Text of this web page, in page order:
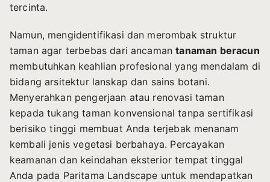
tercinta.
Namun, mengidentifikasi dan merombak struktur
taman agar terbebas dari ancamantanaman beracun
membutuhkan keahlian profesional yang mendalam di
bidang arsitektur lanskap dan sains botani.
Menyerahkan pengerjaan atau renovasi taman
kepada tukang taman konvensional tanpa sertifikasi
berisiko tinggi membuat Anda terjebak menanam
kembali jenis vegetasi berbahaya. Percayakan
keamanan dan keindahan eksterior tempat tinggal
Anda pada Paritama Landscape untuk mendapatkan